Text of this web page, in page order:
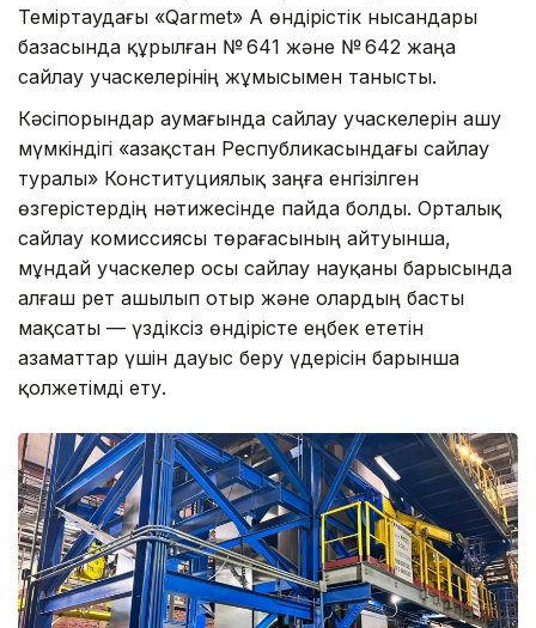
Теміртаудағы «Qarmet» АҚ өндірістік нысандары
базасында құрылған № 641 және № 642 жаңа
сайлау учаскелерінің жұмысымен танысты.
Кәсіпорындар аумағында сайлау учаскелерін ашу
мүмкіндігі «Қазақстан Республикасындағы сайлау
туралы» Конституциялық заңға енгізілген
өзгерістердің нәтижесінде пайда болды. Орталық
сайлау комиссиясы төрағасының айтуынша,
мұндай учаскелер осы сайлау науқаны барысында
алғаш рет ашылып отыр және олардың басты
мақсаты — үздіксіз өндірісте еңбек ететін
азаматтар үшін дауыс беру үдерісін барынша
қолжетімді ету.